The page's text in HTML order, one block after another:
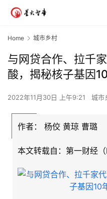
Home 城市乡村
与网贷合作、拉千
酸，揭秘核子基因
2022年11月30日 上午9:21 城市
作者：杨佼 黄琼 曹璐
本文转载自：第一财经